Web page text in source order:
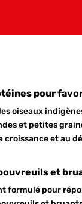
pour
oiseaux
et petites
croissance et au
et
formulé pour